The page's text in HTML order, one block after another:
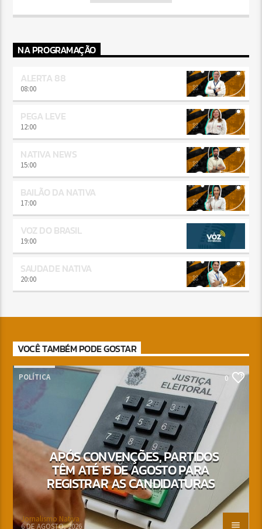
NA PROGRAMAÇÃO
ALERTA 88
08:00
PEGA LEVE
12:00
NATIVA NEWS
15:00
BAILÃO DA NATIVA
17:00
VOZ DO BRASIL
19:00
SAUDADE NATIVA
20:00
VOCÊ TAMBÉM PODE GOSTAR
POLÍTICA 0
APÓS CONVENÇÕES, PARTIDOS
TÊM ATÉ 15 DE AGOSTO PARA
REGISTRAR AS CANDIDATURAS
Jornalismo Nativa
6 DE AGOSTO, 2026